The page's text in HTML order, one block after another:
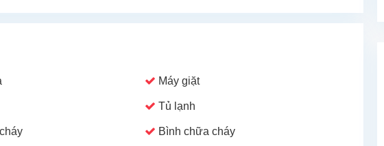
Máy giặt
Tủ lạnh
Bình chữa cháy